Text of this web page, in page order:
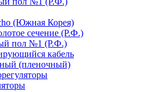
(Южная Корея)
сечение (Р.Ф.)
пол №1 (Р.Ф.)
кабель
(пленочный)